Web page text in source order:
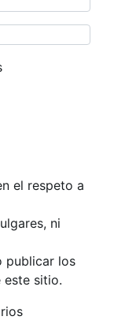
el respeto a
ni
publicar los
este sitio.